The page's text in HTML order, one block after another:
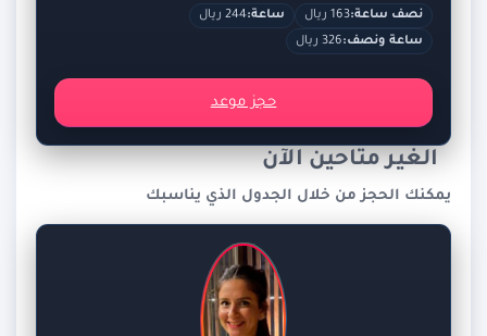
نصف ساعة:163 ريال ساعة:244 ريال
ساعة ونصف:326 ريال
حجز موعد
الغير متاحين الآن
يمكنك الحجز من خلال الجدول الذي يناسبك